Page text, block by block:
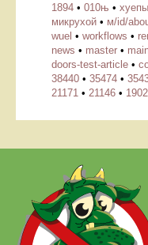
1894 • 010њ •
микрухой • м/id/
wuel • workflows •
news • master •
doors-test-article •
38440 • 35474 •
21171 • 21146 •